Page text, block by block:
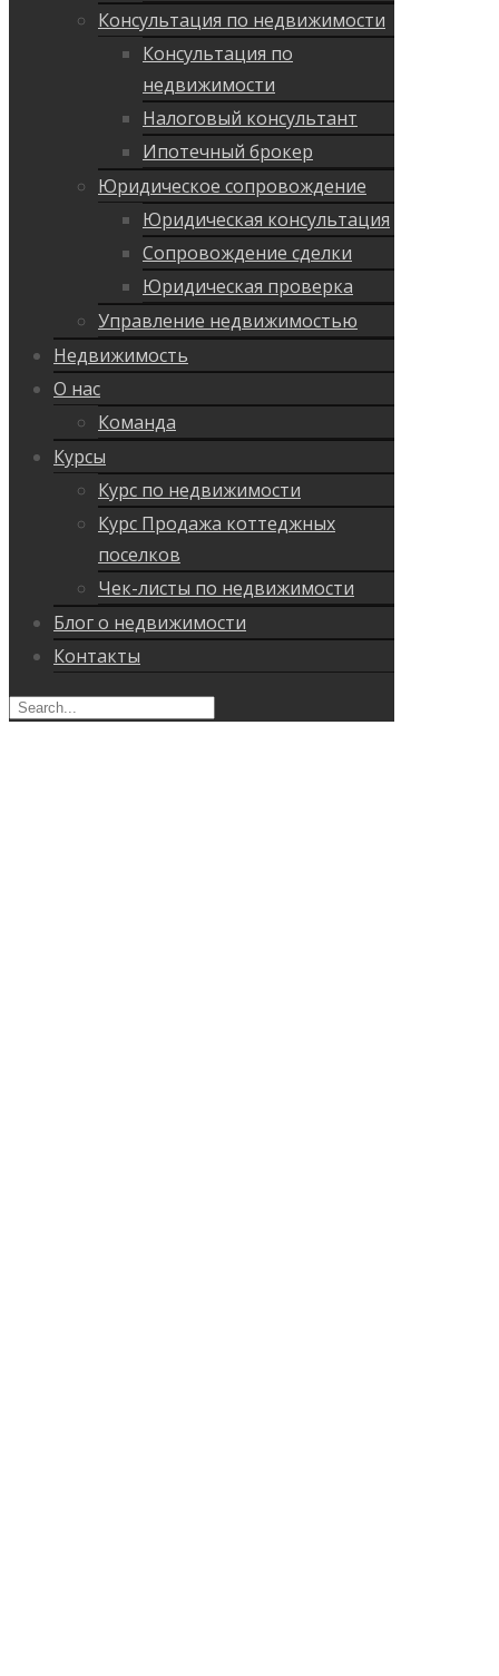
Консультация по недвижимости
Консультация по
недвижимости
Налоговый консультант
Ипотечный брокер
Юридическое сопровождение
Юридическая консультация
Сопровождение сделки
Юридическая проверка
Управление недвижимостью
Недвижимость
О нас
Команда
Курсы
Курс по недвижимости
Курс Продажа коттеджных
поселков
Чек-листы по недвижимости
Блог о недвижимости
Контакты